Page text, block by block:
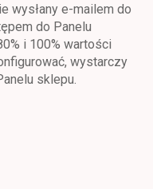
wysłany e-mailem do
do Panelu
i 100% wartości
wystarczy
sklepu.